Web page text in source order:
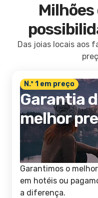
Das joias locais aos
N.º 1 em preço
Garantia
melhor
Garantimos o
em hotéis ou
a diferença.